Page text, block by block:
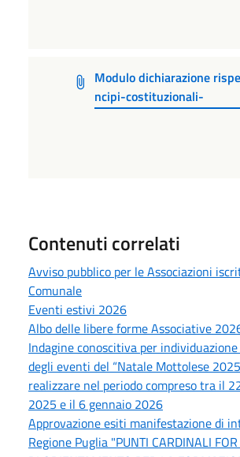
Modulo dichiarazione
ncipi-costituzionali-
Contenuti correlati
Avviso pubblico per le Associazioni
Comunale
Eventi estivi 2026
Albo delle libere forme Associative
Indagine conoscitiva per
degli eventi del “Natale Mottolese
realizzare nel periodo compreso tra il
2025 e il 6 gennaio 2026
Approvazione esiti manifestazione di
Regione Puglia "PUNTI CARDINALI